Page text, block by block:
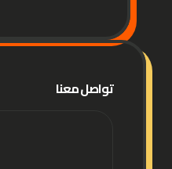
تواصل معنا